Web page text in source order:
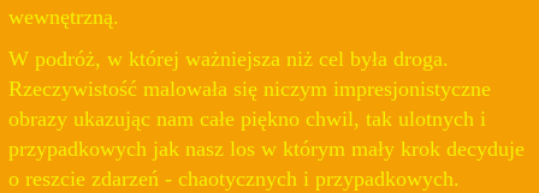
wewnętrzną.
W podróż, w której ważniejsza niż cel była droga.
Rzeczywistość malowała się niczym impresjonistyczne
obrazy ukazując nam całe piękno chwil, tak ulotnych i
przypadkowych jak nasz los w którym mały krok decyduje
o reszcie zdarzeń - chaotycznych i przypadkowych.